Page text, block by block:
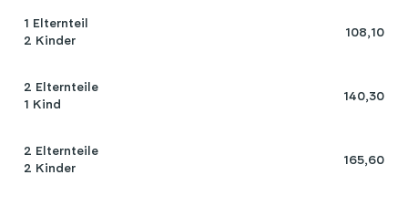
1 Elternteil
2 Kinder
108,10
2 Elternteile
1 Kind
140,30
2 Elternteile
2 Kinder
165,60